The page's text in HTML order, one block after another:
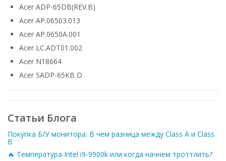
Acer ADP-65DB(REV.B)
Acer AP.06503.013
Acer AP.0650A.001
Acer LC.ADT01.002
Acer N18664
Acer SADP-65KB D
Статьи Блога
Покупка Б/У монитора: В чем разница между Class A и Class
B
🔥 Температура Intel i9-9900k или когда начнем троттлить?